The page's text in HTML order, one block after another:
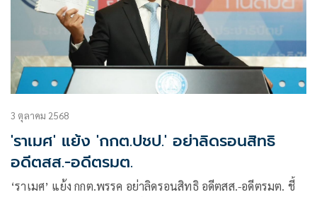
3 ตุลาคม 2568
'ราเมศ' แย้ง 'กกต.ปชป.' อย่าลิดรอนสิทธิ
อดีตสส.-อดีตรมต.
‘ราเมศ’ แย้ง กกต.พรรค อย่าลิดรอนสิทธิ อดีตสส.-อดีตรมต. ชี้